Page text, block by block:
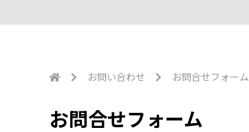
お問い合わせ お問合せフォーム
お問合せフォーム